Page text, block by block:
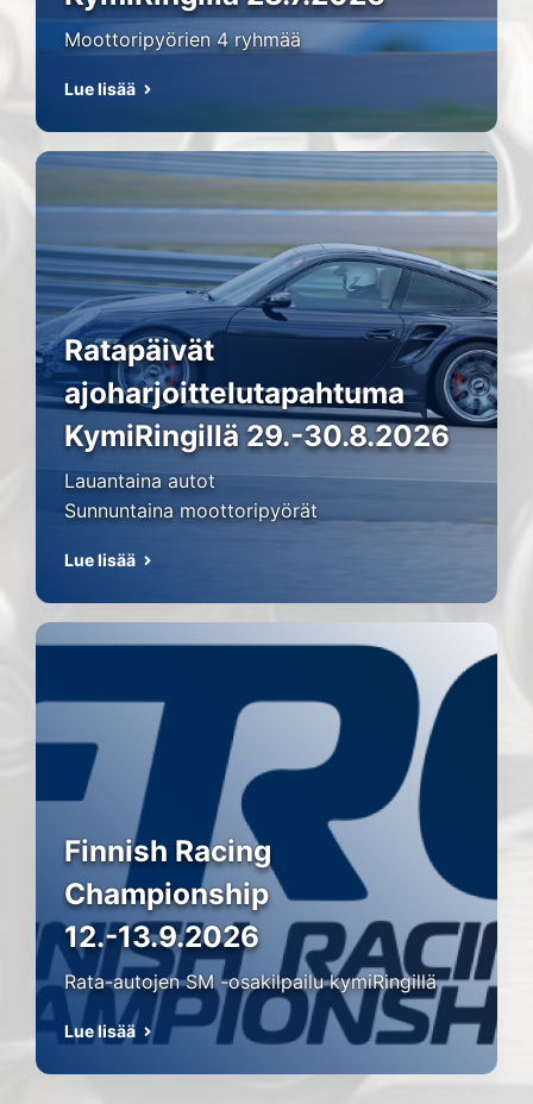
Moottoripyörien 4 ryhmää
Lue lisää
Ratapäivät
ajoharjoittelutapahtuma
KymiRingillä 29.-30.8.2026
Lauantaina autot
Sunnuntaina moottoripyörät
Lue lisää
Finnish Racing
Championship
12.-13.9.2026
Rata-autojen SM -osakilpailu kymiRingillä
Lue lisää